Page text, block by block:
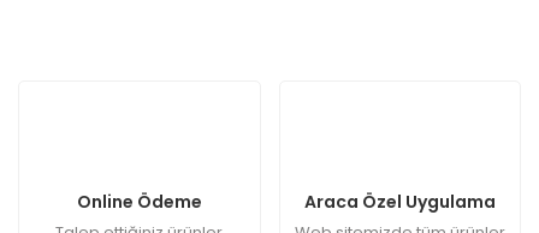
Online Ödeme Araca Özel Uygulama